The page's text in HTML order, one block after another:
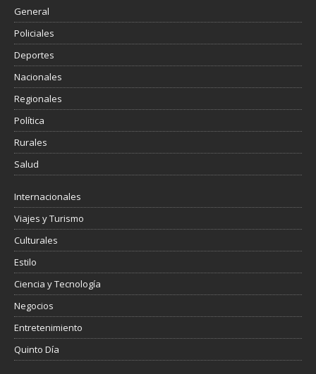
General
Policiales
Deportes
Nacionales
Regionales
Política
Rurales
Salud
Internacionales
Viajes y Turismo
Culturales
Estilo
Ciencia y Tecnología
Negocios
Entretenimiento
Quinto Día